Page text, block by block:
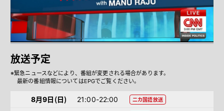
放送予定
※緊急ニュースなどにより、番組が変更される場合があります。
最新の番組情報についてはEPGでご覧ください。
8月9日（日） 21:00-22:00 二カ国語放送